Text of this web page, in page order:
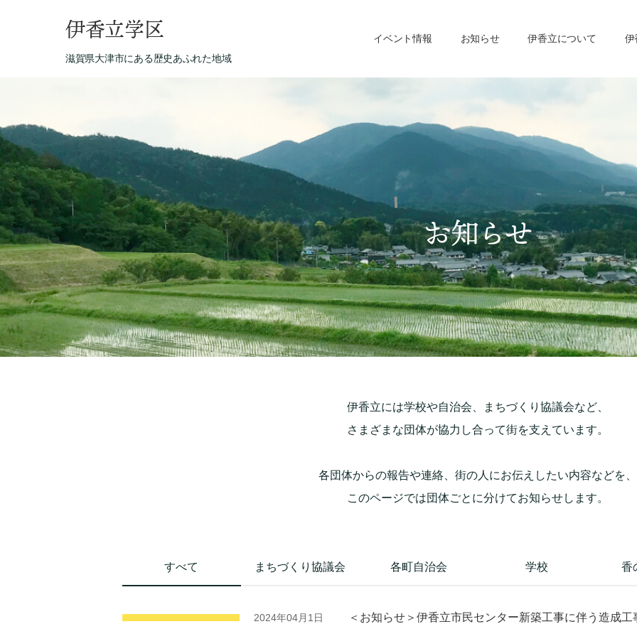
伊香立学区
滋賀県大津市にある歴史あふれた地域
イベント情報 お知らせ 伊香立について 伊
お知らせ
伊香立には学校や自治会、まちづくり協議会など、
さまざまな団体が協力し合って街を支えています。
各団体からの報告や連絡、街の人にお伝えしたい内容などを、
このページでは団体ごとに分けてお知らせします。
すべて まちづくり協議会 各町自治会 学校 香
2024年04月1日 ＜お知らせ＞伊香立市民センター新築工事に伴う造成工